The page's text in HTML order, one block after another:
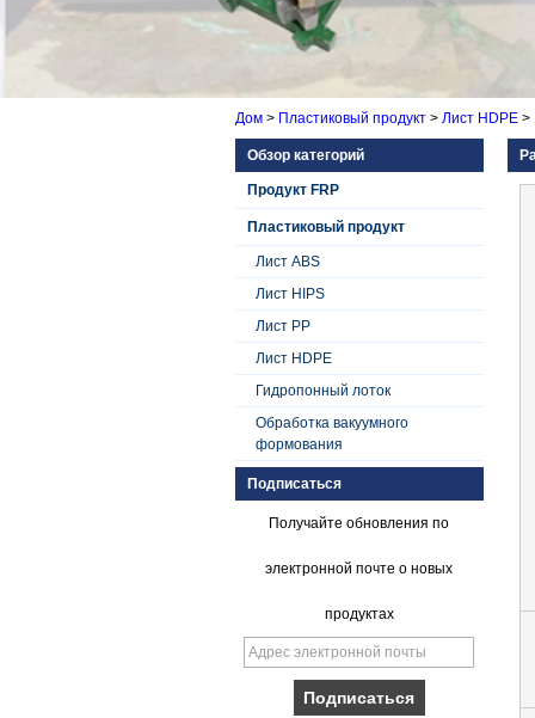
Дом> Пластиковый продукт> Лист HDPE>
Обзор категорий
Продукт FRP
Пластиковый продукт
Лист ABS
Лист HIPS
Лист PP
Лист HDPE
Гидропонный лоток
Обработка вакуумного
формования
Подписаться
Получайте обновления по
электронной почте о новых
продуктах
Плавный гель с